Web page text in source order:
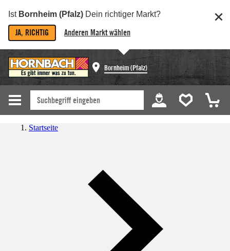
Ist Bornheim (Pfalz) Dein richtiger Markt?
JA, RICHTIG Anderen Markt wählen
Bornheim (Pfalz)
Startseite